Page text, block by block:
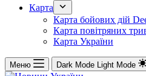
Карта
Карта бойових дій
Карта повітряних
Карта України
Меню Dark Mode Light Mode